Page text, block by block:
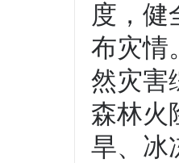
度，健
布灾情
然灾害
森林火
旱、冰